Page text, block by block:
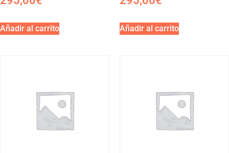
Añadir al carrito Añadir al carrito